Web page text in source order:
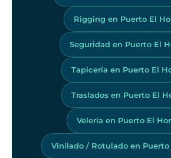
Rigging en Puerto El
Seguridad en Puerto El
Tapicería en Puerto El
Traslados en Puerto El
Velería en Puerto El
Vinilado / Rotulado en